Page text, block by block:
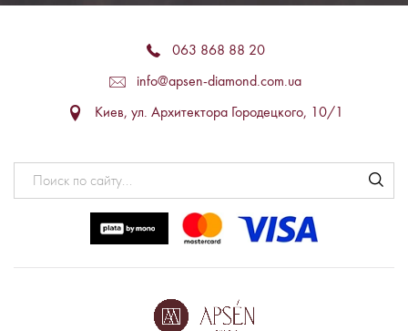
063 868 88 20
info@apsen-diamond.com.ua
Киев, ул. Архитектора Городецкого, 10/1